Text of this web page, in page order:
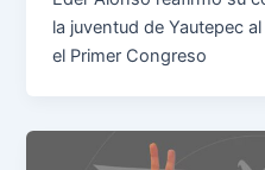
la juventud de Yautepec
el Primer Congreso